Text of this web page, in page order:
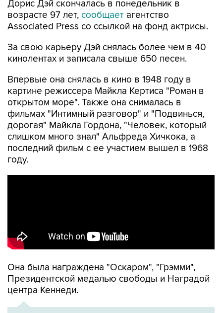
Дорис Дэй скончалась в понедельник в
возрасте 97 лет, сообщает агентство
Associated Press со ссылкой на фонд актрисы.
За свою карьеру Дэй снялась более чем в 40
кинолентах и записала свыше 650 песен.
Впервые она снялась в кино в 1948 году в
картине режиссера Майкла Кертиса "Роман в
открытом море". Также она снималась в
фильмах "Интимный разговор" и "Подвинься,
дорогая" Майкла Гордона, "Человек, который
слишком много знал" Альфреда Хичкока, а
последний фильм с ее участием вышел в 1968
году.
Она была награждена "Оскаром", "Грэмми",
Президентской медалью свободы и Наградой
центра Кеннеди.